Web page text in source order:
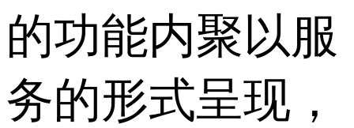
的功能内聚以服
务的形式呈现，